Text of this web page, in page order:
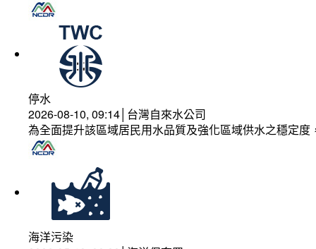
停水
2026-08-10, 09:14│台灣自來水公司
為全面提升該區域居民用水品質及強化區域供水之穩定
海洋污染